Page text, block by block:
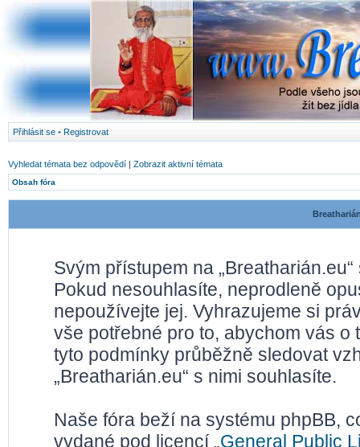
Přihlásit se • Registrovat
Vyhledat témata bez odpovědí | Zobrazit aktivní témata
Obsah fóra
Svým přístupem na
Pokud nesouhlasíte, neprodleně
nepoužívejte jej. Vyhrazujeme si
vše potřebné pro to, abychom vás o
tyto podmínky průběžně sledovat
„Breatharián.eu“ s nimi souhlasíte.
Naše fóra beží na systému phpBB,
vydané pod licencí „General Public